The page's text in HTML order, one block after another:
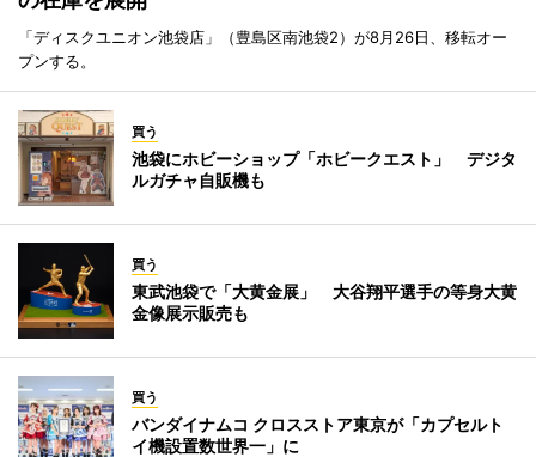
「ディスクユニオン池袋店」（豊島区南池袋2）が8月26日、移転オー
プンする。
買う
池袋にホビーショップ「ホビークエスト」 デジタ
ルガチャ自販機も
買う
東武池袋で「大黄金展」 大谷翔平選手の等身大黄
金像展示販売も
買う
バンダイナムコ クロスストア東京が「カプセルト
イ機設置数世界一」に